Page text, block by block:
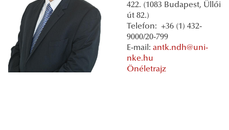
422. (1083 Budapest, Üllői
út 82.)
Telefon: +36 (1) 432-
9000/20-799
E-mail: antk.ndh@uni-
nke.hu
Önéletrajz